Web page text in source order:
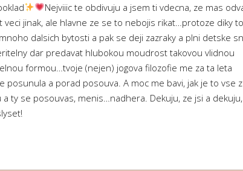
Nejviiic te obdivuju a jsem ti vdecna, ze mas
veci jinak, ale hlavne ze se to nebojis rikat…protoze diky
dalsich bytosti a pak se deji zazraky a plni detske
dar predavat hlubokou moudrost takovou vlidnou
formou…tvoje (nejen) jogova filozofie me za ta leta
posunula a porad posouva. A moc me bavi, jak je to vse
a ty se posouvas, menis…nadhera. Dekuju, ze jsi a